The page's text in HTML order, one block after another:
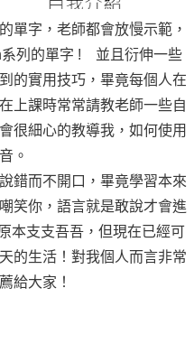
單字，老師都會放慢示範，
列的單字 !　並且衍伸一些
的實用技巧，畢竟每個人在
上課時常常請教老師一些自
很細心的教導我，如何使用
。
錯而不開口，畢竟學習本來
笑你，語言就是敢說才會進
本支支吾吾，但現在已經可
的生活！對我個人而言非常
給大家！